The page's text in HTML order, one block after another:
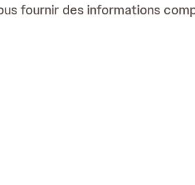
fournir des informations